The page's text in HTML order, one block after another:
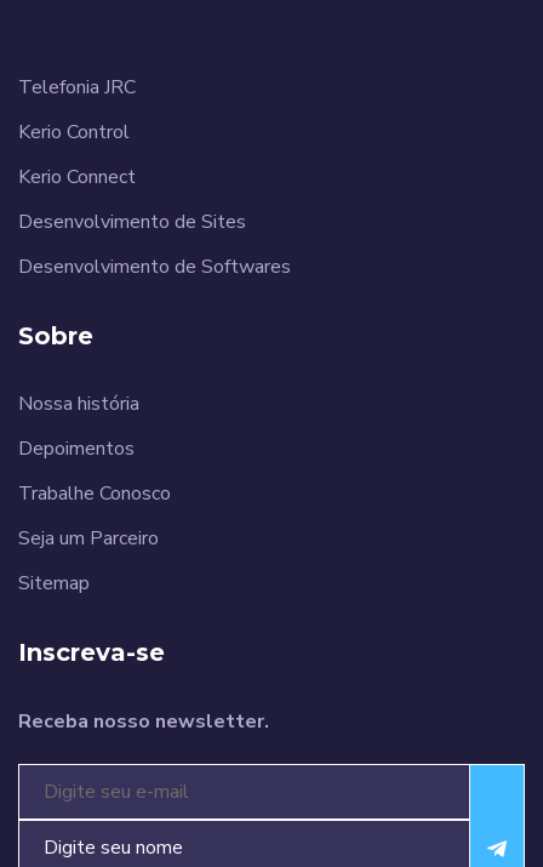
Telefonia JRC
Kerio Control
Kerio Connect
Desenvolvimento de Sites
Desenvolvimento de Softwares
Sobre
Nossa história
Depoimentos
Trabalhe Conosco
Seja um Parceiro
Sitemap
Inscreva-se
Receba nosso newsletter.